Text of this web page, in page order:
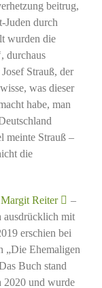
beitrug,
Juden durch
wurden die
, durchaus
Strauß, der
was dieser
habe, man
meinte Strauß –
die
Margit Reiter
–
ausdrücklich mit
erschien bei
„Die Ehemaligen
Buch stand
2020 und wurde